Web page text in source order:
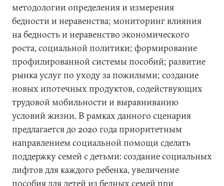
методологии определения и измерения
бедности и неравенства; мониторинг влияния
на бедность и неравенство экономического
роста, социальной политики; формирование
профилированной системы пособий; развитие
рынка услуг по уходу за пожилыми; создание
новых ипотечных продуктов, содействующих
трудовой мобильности и выравниванию
условий жизни. В рамках данного сценария
предлагается до 2020 года приоритетным
направлением социальной помощи сделать
поддержку семей с детьми: создание социальных
лифтов для каждого ребенка, увеличение
пособия для детей из бедных семей при